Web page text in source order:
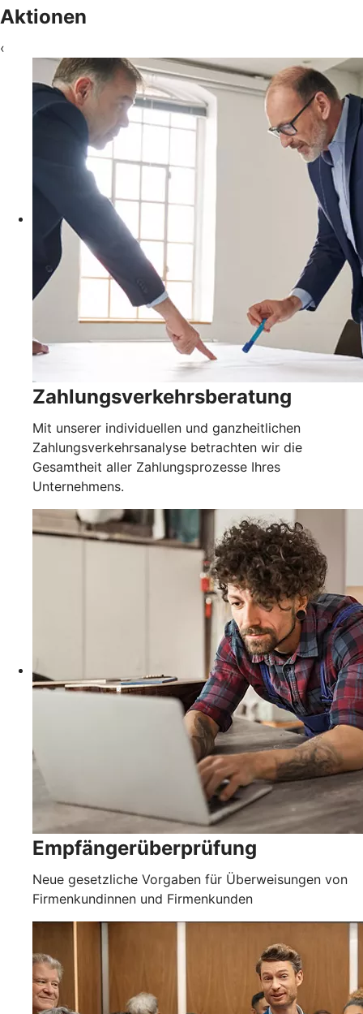
Aktionen
‹
Zahlungsverkehrsberatung
Mit unserer individuellen und ganzheitlichen
Zahlungsverkehrsanalyse betrachten wir die
Gesamtheit aller Zahlungsprozesse Ihres
Unternehmens.
Empfängerüberprüfung
Neue gesetzliche Vorgaben für Überweisungen von
Firmenkundinnen und Firmenkunden